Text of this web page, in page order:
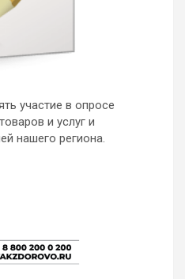
участие в опросе
и услуг и
нашего региона.